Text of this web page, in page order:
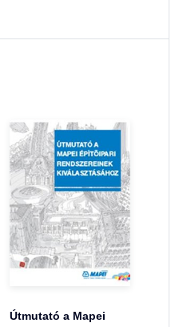
Útmutató a Mapei